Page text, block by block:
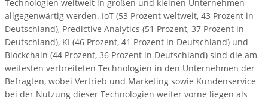
Technologien weltweit in großen und kleinen Unternehmen
allgegenwärtig werden. IoT (53 Prozent weltweit, 43 Prozent in
Deutschland), Predictive Analytics (51 Prozent, 37 Prozent in
Deutschland), KI (46 Prozent, 41 Prozent in Deutschland) und
Blockchain (44 Prozent, 36 Prozent in Deutschland) sind die am
weitesten verbreiteten Technologien in den Unternehmen der
Befragten, wobei Vertrieb und Marketing sowie Kundenservice
bei der Nutzung dieser Technologien weiter vorne liegen als